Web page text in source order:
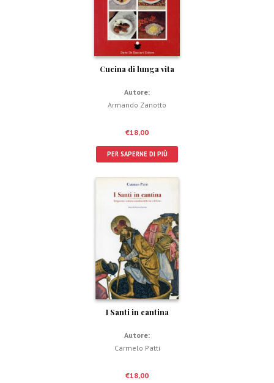
Cucina di lunga vita
Autore:
Armando Zanotto
€18,00
PER SAPERNE DI PIÙ
I Santi in cantina
Autore:
Carmelo Patti
€18,00